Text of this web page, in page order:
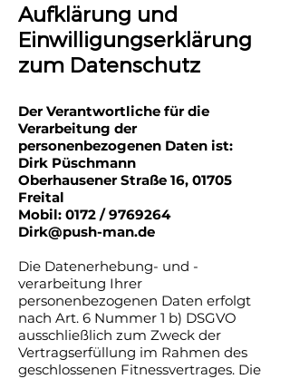
Aufklärung und
Einwilligungserklärung
zum Datenschutz
Der Verantwortliche für die
Verarbeitung der
personenbezogenen Daten ist:
Dirk Püschmann
Oberhausener Straße 16, 01705
Freital
Mobil: 0172 / 9769264
Dirk@push-man.de
Die Datenerhebung- und -
verarbeitung Ihrer
personenbezogenen Daten erfolgt
nach Art. 6 Nummer 1 b) DSGVO
ausschließlich zum Zweck der
Vertragserfüllung im Rahmen des
geschlossenen Fitnessvertrages. Die